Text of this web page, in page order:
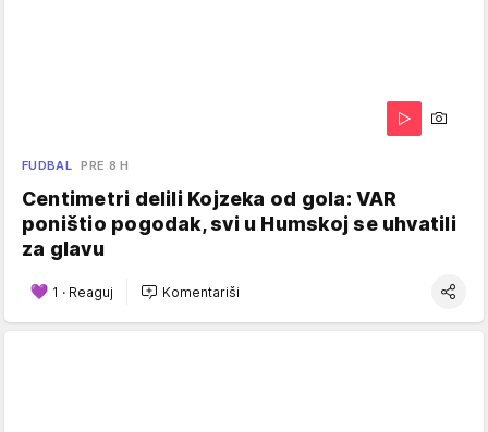
FUDBAL PRE 8 H
Centimetri delili Kojzeka od gola: VAR
poništio pogodak, svi u Humskoj se uhvatili
za glavu
1 · Reaguj Komentariši